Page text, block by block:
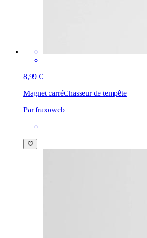
8,99 €
Magnet carréChasseur de tempête
Par fraxoweb